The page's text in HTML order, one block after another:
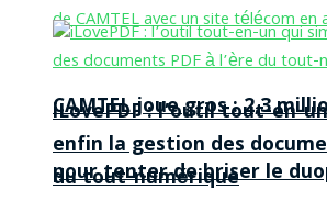
CAMTEL joue gros : 2,3
pour tenter de briser le
iLovePDF : l’outil tout-en-
enfin la gestion des
du tout-numérique